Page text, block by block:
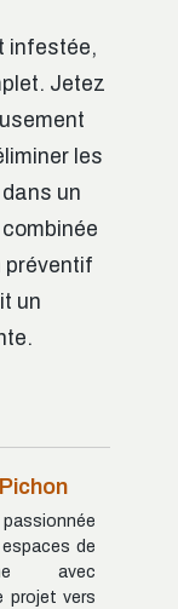
infestée,
Jetez
les
un
préventif
un
de
avec
projet vers